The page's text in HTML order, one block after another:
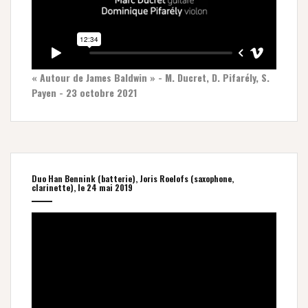
« Autour de James Baldwin » - M. Ducret, D. Pifarély, S.
Payen - 23 octobre 2021
Duo Han Bennink (batterie), Joris Roelofs (saxophone,
clarinette), le 24 mai 2019